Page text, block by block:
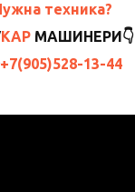
техника?
КАРМАШИНЕРИ👇
+7(905)528-13-44